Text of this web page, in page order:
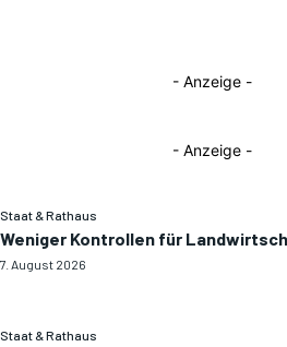
- Anzeige -
- Anzeige -
Staat & Rathaus
Weniger Kontrollen für
7. August 2026
Staat & Rathaus